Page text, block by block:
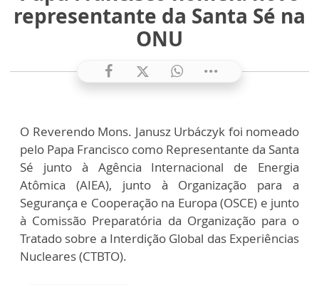
representante da Santa Sé na
ONU
O Reverendo Mons. Janusz Urbáczyk foi nomeado
pelo Papa Francisco como Representante da Santa
Sé junto à Agência Internacional de Energia
Atômica (AIEA), junto à Organização para a
Segurança e Cooperação na Europa (OSCE) e junto
à Comissão Preparatória da Organização para o
Tratado sobre a Interdição Global das Experiências
Nucleares (CTBTO).